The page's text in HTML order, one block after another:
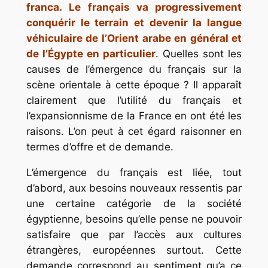
franca. Le français va progressivement
conquérir le terrain et devenir la langue
véhiculaire de l’Orient arabe en général et
de l’Égypte en particulier. Quelles sont les
causes de l’émergence du français sur la
scène orientale à cette époque ? Il apparaît
clairement que l’utilité du français et
l’expansionnisme de la France en ont été les
raisons. L’on peut à cet égard raisonner en
termes d’offre et de demande.
L’émergence du français est liée, tout
d’abord, aux besoins nouveaux ressentis par
une certaine catégorie de la société
égyptienne, besoins qu’elle pense ne pouvoir
satisfaire que par l’accès aux cultures
étrangères, européennes surtout. Cette
demande correspond au sentiment qu’a ce